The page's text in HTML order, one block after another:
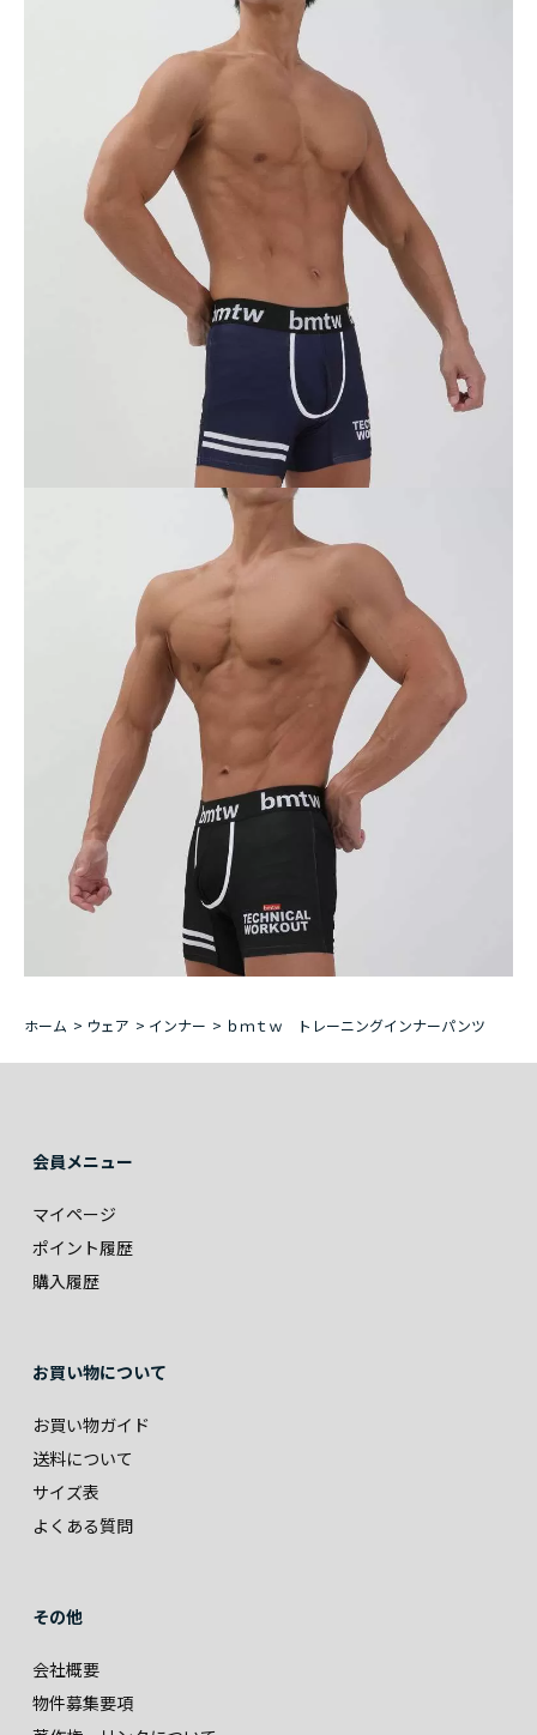
ホーム > ウェア > インナー > ｂｍｔｗ トレーニングインナーパンツ
会員メニュー
マイページ
ポイント履歴
購入履歴
お買い物について
お買い物ガイド
送料について
サイズ表
よくある質問
その他
会社概要
物件募集要項